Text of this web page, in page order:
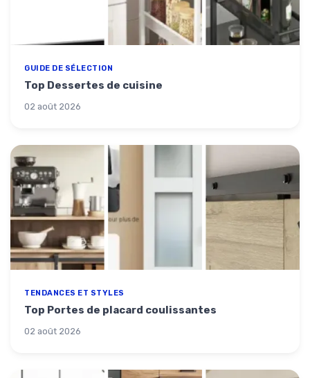
GUIDE DE SÉLECTION
Top Dessertes de cuisine
02 août 2026
TENDANCES ET STYLES
Top Portes de placard coulissantes
02 août 2026